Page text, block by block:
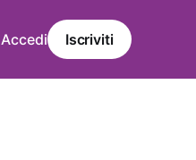
Accedi Iscriviti